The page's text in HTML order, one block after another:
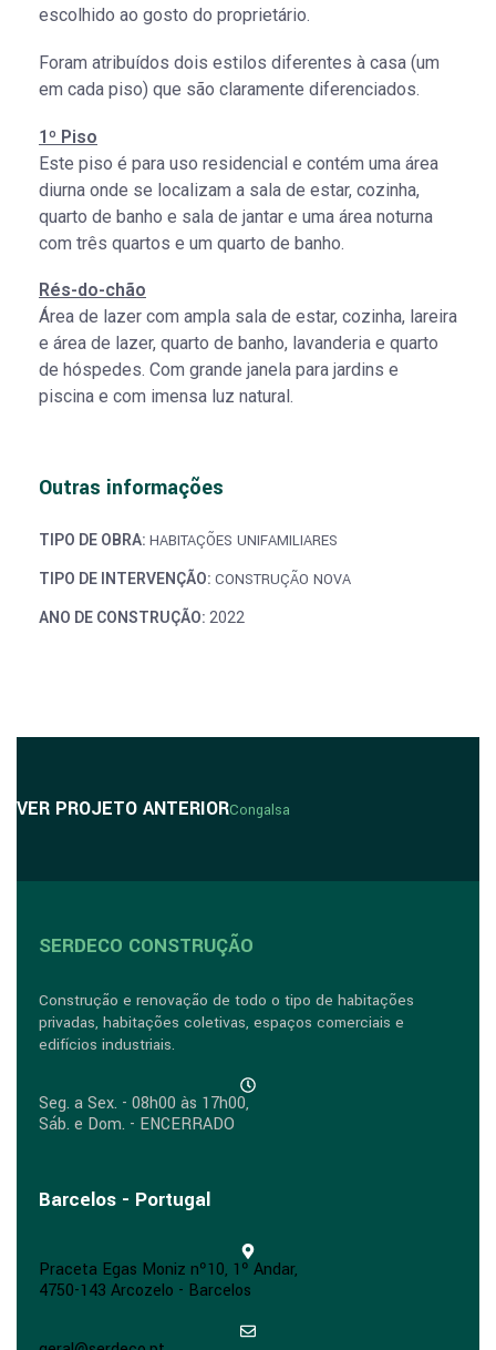
escolhido ao gosto do proprietário.
Foram atribuídos dois estilos diferentes à casa (um
em cada piso) que são claramente diferenciados.
1º Piso
Este piso é para uso residencial e contém uma área
diurna onde se localizam a sala de estar, cozinha,
quarto de banho e sala de jantar e uma área noturna
com três quartos e um quarto de banho.
Rés-do-chão
Área de lazer com ampla sala de estar, cozinha, lareira
e área de lazer, quarto de banho, lavanderia e quarto
de hóspedes. Com grande janela para jardins e
piscina e com imensa luz natural.
Outras informações
TIPO DE OBRA: HABITAÇÕES UNIFAMILIARES
TIPO DE INTERVENÇÃO: CONSTRUÇÃO NOVA
ANO DE CONSTRUÇÃO: 2022
VER PROJETO ANTERIORCongalsa
SERDECO CONSTRUÇÃO
Construção e renovação de todo o tipo de habitações
privadas, habitações coletivas, espaços comerciais e
edifícios industriais.
Seg. a Sex. - 08h00 às 17h00,
Sáb. e Dom. - ENCERRADO
Barcelos - Portugal
Praceta Egas Moniz nº10, 1º Andar,
4750-143 Arcozelo - Barcelos